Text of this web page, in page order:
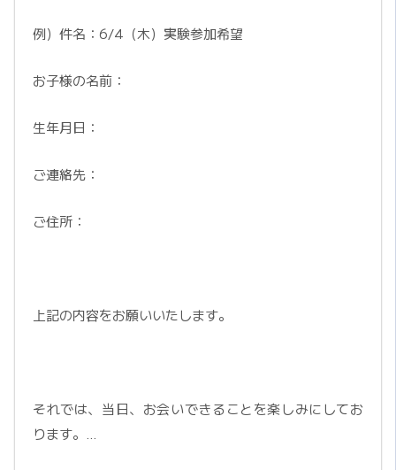
例）件名：6/4（木）実験参加希望
お子様の名前：
生年月日：
ご連絡先：
ご住所：
上記の内容をお願いいたします。
それでは、当日、お会いできることを楽しみにしてお
ります。…